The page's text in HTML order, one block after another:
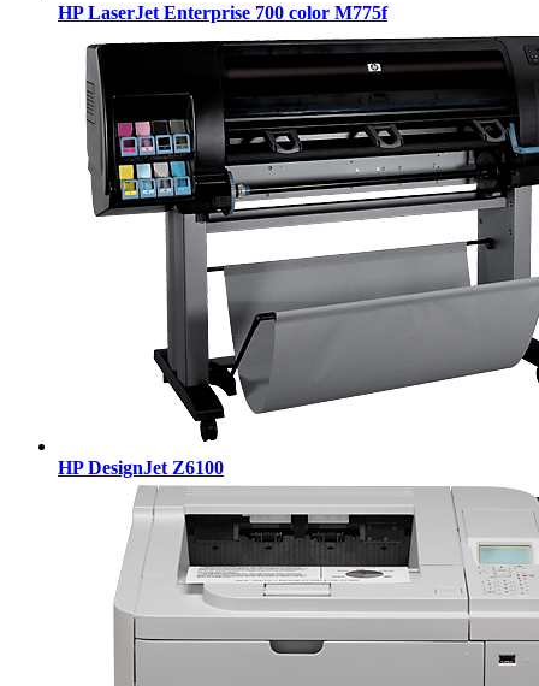
HP LaserJet Enterprise 700 color M775f
HP DesignJet Z6100